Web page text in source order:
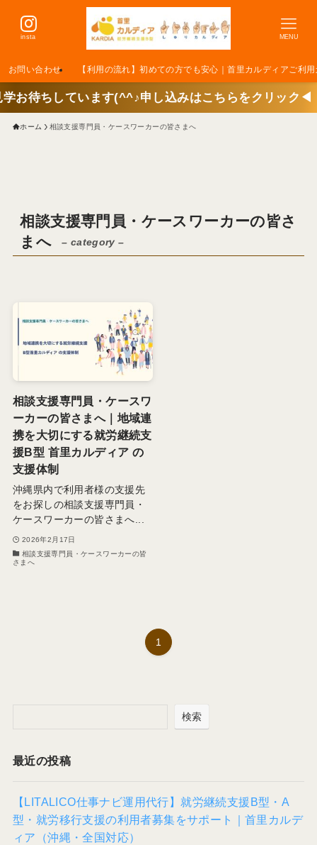
insta MENU
お問い合わせ 【利用の流れ】初めての方でも安心｜首里カルディアご利
います(^^♪申し込みはこちらをクリック◀
ホーム 相談支援専門員・ケースワーカーの皆さまへ
相談支援専門員・ケースワーカーの皆さ
まへ
– category –
相談支援専門員・ケースワ
ーカーの皆さまへ｜地域連
携を大切にする就労継続支
援B型 首里カルディア の
支援体制
沖縄県内で利用者様の支援先
をお探しの相談支援専門員・
ケースワーカーの皆さまへ...
2026年2月17日
相談支援専門員・ケースワーカーの皆
さまへ
1
検索
最近の投稿
【LITALICO仕事ナビ運用代行】就労継続支援B型・A
型・就労移行支援の利用者募集をサポート｜首里カルデ
ィア（沖縄・全国対応）